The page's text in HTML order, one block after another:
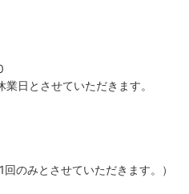
日とさせていただきます。
のみとさせていただきます。）